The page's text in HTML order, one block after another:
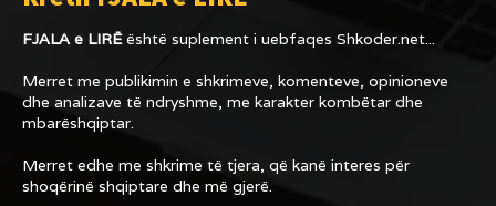
FJALA e LIRËështë suplement i uebfaqes Shkoder.net...
Merret me publikimin e shkrimeve, komenteve, opinioneve
dhe analizave të ndryshme, me karakter kombëtar dhe
mbarëshqiptar.
Merret edhe me shkrime të tjera, që kanë interes për
shoqërinë shqiptare dhe më gjerë.